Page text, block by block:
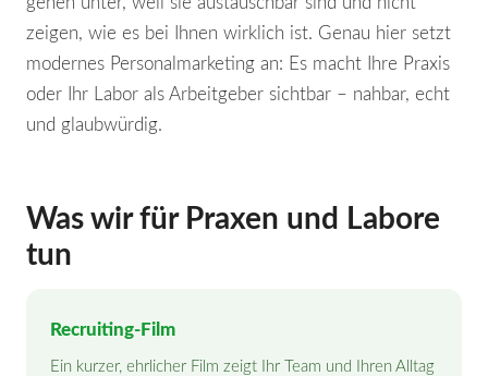
zeigen, wie es bei Ihnen wirklich ist. Genau hier setzt
modernes Personalmarketing an: Es macht Ihre Praxis
oder Ihr Labor als Arbeitgeber sichtbar – nahbar, echt
und glaubwürdig.
Was wir für Praxen und Labore
tun
Recruiting-Film
Ein kurzer, ehrlicher Film zeigt Ihr Team und Ihren Alltag